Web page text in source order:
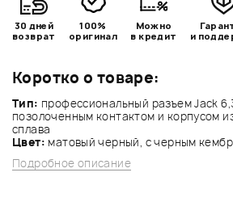
Коротко о товаре:
Тип: профессиональный разъем Jack
позолоченным контактом и корпусом
сплава
Цвет: матовый черный, с черным
Подробное описание
30 дней
возврат
100%
оригинал
Можно
в кредит
и